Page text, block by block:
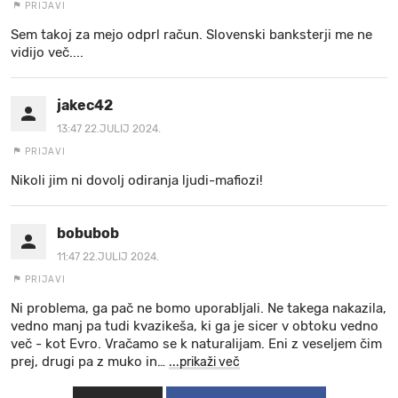
PRIJAVI
Sem takoj za mejo odprl račun. Slovenski banksterji me ne
vidijo več....
jakec42
13:47 22.JULIJ 2024.
PRIJAVI
Nikoli jim ni dovolj odiranja ljudi-mafiozi!
bobubob
11:47 22.JULIJ 2024.
PRIJAVI
Ni problema, ga pač ne bomo uporabljali. Ne takega nakazila,
vedno manj pa tudi kvazikeša, ki ga je sicer v obtoku vedno
več - kot Evro. Vračamo se k naturalijam. Eni z veseljem čim
prej, drugi pa z muko in… ...prikaži več